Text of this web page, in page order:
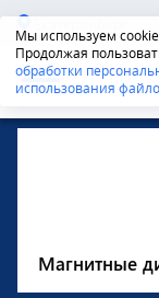
Мы используем
Продолжая
обработки
использования
Екатеринбург
Магнитные